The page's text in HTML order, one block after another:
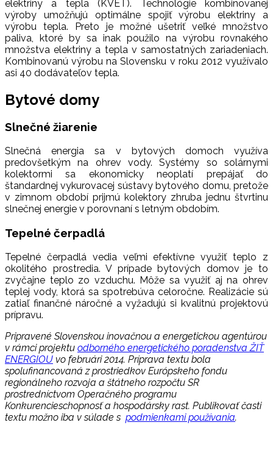
elektriny a tepla (KVET). Technológie kombinovanej
výroby umožňujú optimálne spojiť výrobu elektriny a
výrobu tepla. Preto je možné ušetriť veľké množstvo
paliva, ktoré by sa inak použilo na výrobu rovnakého
množstva elektriny a tepla v samostatných zariadeniach.
Kombinovanú výrobu na Slovensku v roku 2012 využívalo
asi 40 dodávateľov tepla.
Bytové domy
Slnečné žiarenie
Slnečná energia sa v bytových domoch využíva
predovšetkým na ohrev vody. Systémy so solárnymi
kolektormi sa ekonomicky neoplatí prepájať do
štandardnej vykurovacej sústavy bytového domu, pretože
v zimnom období prijmú kolektory zhruba jednu štvrtinu
slnečnej energie v porovnaní s letným obdobím.
Tepelné čerpadlá
Tepelné čerpadlá vedia veľmi efektívne využiť teplo z
okolitého prostredia. V prípade bytových domov je to
zvyčajne teplo zo vzduchu. Môže sa využiť aj na ohrev
teplej vody, ktorá sa spotrebúva celoročne. Realizácie sú
zatiaľ finančné náročné a vyžadujú si kvalitnú projektovú
prípravu.
Pripravené Slovenskou inovačnou a energetickou agentúrou
v rámci projektu odborného energetického poradenstva ŽIŤ
ENERGIOU vo februári 2014. Príprava textu bola
spolufinancovaná z prostriedkov Európskeho fondu
regionálneho rozvoja a štátneho rozpočtu SR
prostredníctvom Operačného programu
Konkurencieschopnosť a hospodársky rast. Publikovať časti
textu možno iba v súlade s podmienkami používania.